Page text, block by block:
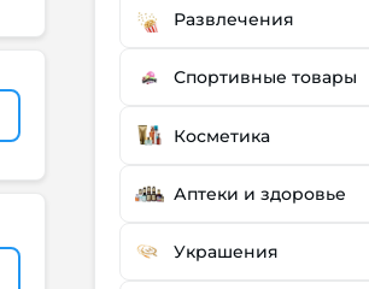
Развлечения
Спортивные товары
Косметика
Аптеки и здоровье
Украшения